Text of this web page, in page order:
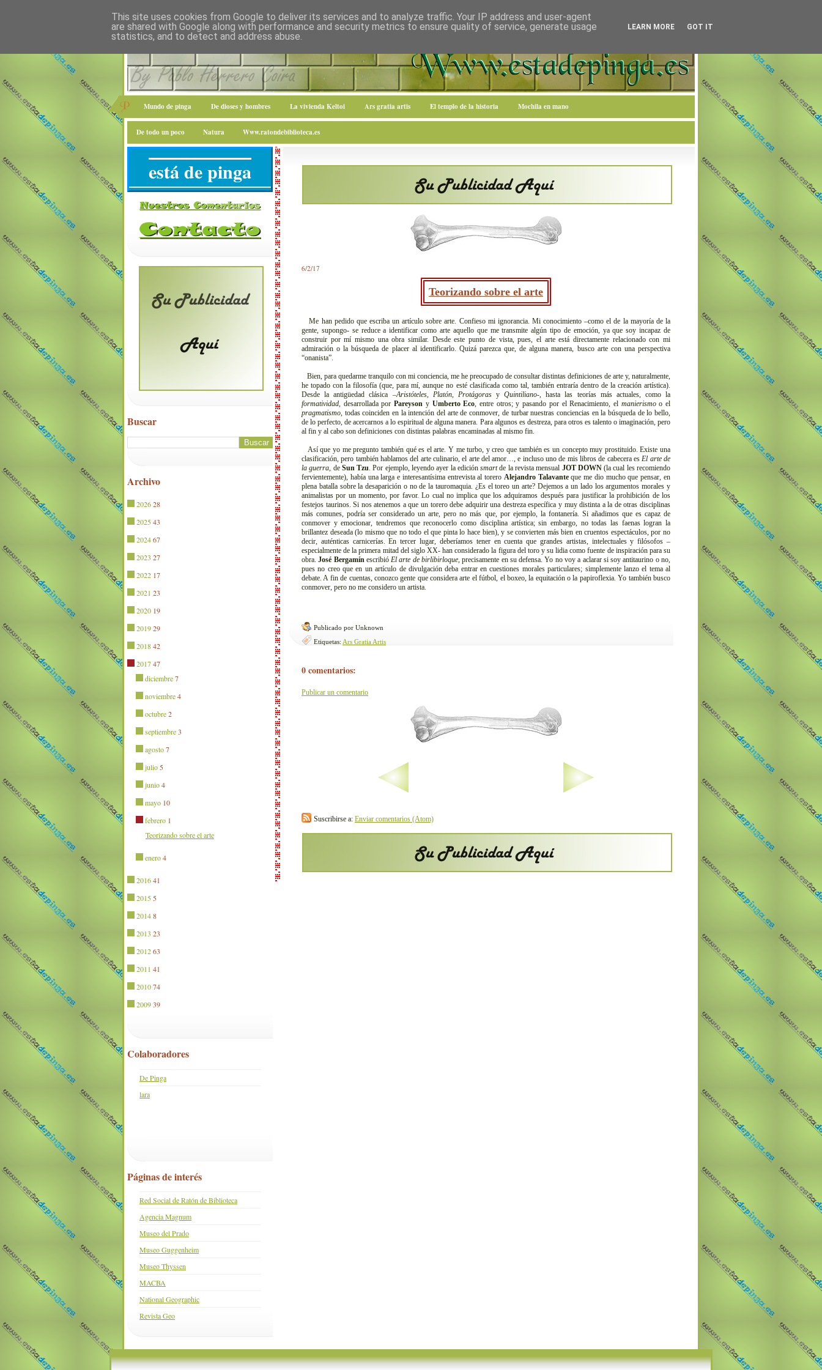
Mundo de pinga De dioses y hombres La vivienda Keltoi Ars gratia artis El templo de la historia Mochila en mano
De todo un poco Natura Www.ratondebiblioteca.es
6/2/17
Teorizando sobre el arte
Me han pedido que escriba un artículo sobre arte. Confieso mi ignorancia. Mi conocimiento –como el de la mayoría de la
gente, supongo- se reduce a identificar como arte aquello que me transmite algún tipo de emoción, ya que soy incapaz de
construir por mí mismo una obra similar. Desde este punto de vista, pues, el arte está directamente relacionado con mi
admiración o la búsqueda de placer al identificarlo. Quizá parezca que, de alguna manera, busco arte con una perspectiva
“onanista”.
Bien, para quedarme tranquilo con mi conciencia, me he preocupado de consultar distintas definiciones de arte y, naturalmente,
he topado con la filosofía (que, para mí, aunque no esté clasificada como tal, también entraría dentro de la creación artística).
Desde la antigüedad clásica –Aristóteles, Platón, ProtágorasyQuintiliano-, hasta las teorías más actuales, como la
formatividad, desarrollada porPareyson y Umberto Eco, entre otros; y pasando por el Renacimiento, el manierismoo el
pragmatismo, todas coinciden en la intención del arte de conmover, de turbar nuestras conciencias en la búsqueda de lo bello,
de lo perfecto, de acercarnos a lo espiritual de alguna manera. Para algunos es destreza, para otros es talento o imaginación, pero
al fin y al cabo son definiciones con distintas palabras encaminadas al mismo fin.
Así que yo me pregunto también qué es el arte. Y me turbo, y creo que también es un concepto muy prostituido. Existe una
clasificación, pero también hablamos del arte culinario, el arte del amor…, e incluso uno de mis libros de cabecera esEl arte de
la guerra, de Sun Tzu. Por ejemplo, leyendo ayer la ediciónsmartde la revista mensual JOT DOWN(la cual les recomiendo
fervientemente), había una larga e interesantísima entrevista al torero Alejandro Talavanteque me dio mucho que pensar, en
plena batalla sobre la desaparición o no de la tauromaquia. ¿Es el toreo un arte? Dejemos a un lado los argumentos morales y
animalistas por un momento, por favor. Lo cual no implica que los adquiramos después para justificar la prohibición de los
festejos taurinos. Si nos atenemos a que un torero debe adquirir una destreza específica y muy distinta a la de otras disciplinas
más comunes, podría ser considerado un arte, pero no más que, por ejemplo, la fontanería. Si añadimos que es capaz de
conmover y emocionar, tendremos que reconocerlo como disciplina artística; sin embargo, no todas las faenas logran la
brillantez deseada (lo mismo que no todo el que pinta lo hace bien), y se convierten más bien en cruentos espectáculos, por no
decir, auténticas carnicerías. En tercer lugar, deberíamos tener en cuenta que grandes artistas, intelectuales y filósofos –
especialmente de la primera mitad del siglo XX- han considerado la figura del toro y su lidia como fuente de inspiración para su
obra.José BergamínescribióEl arte de birlibirloque, precisamente en su defensa. Yo no voy a aclarar si soy antitaurino o no,
pues no creo que en un artículo de divulgación deba entrar en cuestiones morales particulares; simplemente lanzo el tema al
debate. A fin de cuentas, conozco gente que considera arte el fútbol, el boxeo, la equitación o la papiroflexia. Yo también busco
conmover, pero no me considero un artista.
Publicado por Unknown
Etiquetas: Ars Gratia Artis
0 comentarios:
Publicar un comentario
Suscribirse a: Enviar comentarios (Atom)
está de pinga
Buscar
Archivo
202628
202543
202467
2023 27
2022 17
2021 23
2020 19
201929
201842
201747
diciembre 7
noviembre 4
octubre 2
septiembre 3
agosto 7
julio 5
junio 4
mayo 10
febrero 1
Teorizando sobre el arte
enero 4
201641
2015 5
20148
2013 23
201263
2011 41
201074
200939
Colaboradores
De Pinga
lara
Páginas de interés
Red Social de Ratón de Biblioteca
Agencia Magnum
Museo del Prado
Museo Guggenheim
Museo Thyssen
MACBA
National Geographic
Revista Geo
This site uses cookies from Google to deliver its services and to analyze traffic. Your IP address and user-agent
are shared with Google along with performance and security metrics to ensure quality of service, generate usage
statistics, and to detect and address abuse.
LEARN MORE GOT IT